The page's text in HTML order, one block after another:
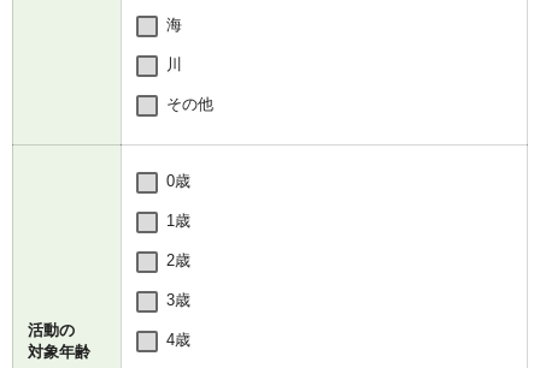
海
川
その他
活動の
対象年齢
0歳
1歳
2歳
3歳
4歳